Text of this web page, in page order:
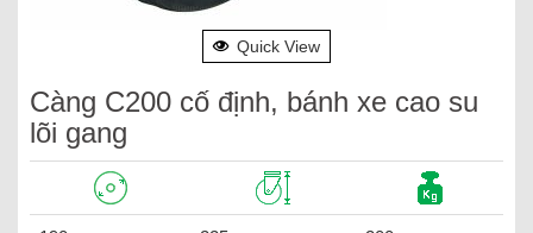
Quick View
Càng C200 cố định, bánh xe cao su
lõi gang